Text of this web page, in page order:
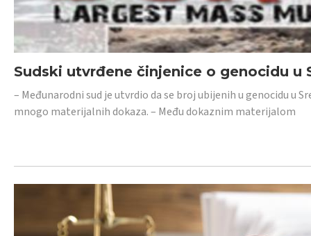
Sudski utvrđene činjenice o genocidu u
– Međunarodni sud je utvrdio da se broj ubijenih u genocidu u
mnogo materijalnih dokaza. – Među dokaznim materijalom